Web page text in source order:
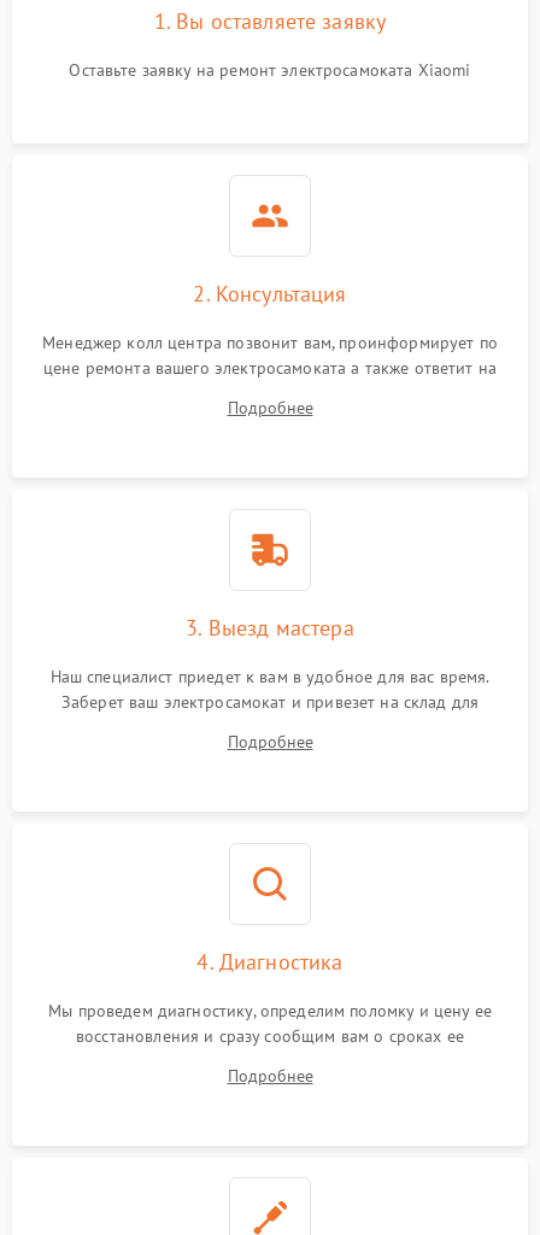
1. Вы оставляете заявку
Оставьте заявку на ремонт электросамоката Xiaomi
2. Консультация
Менеджер колл центра позвонит вам, проинформирует по
цене ремонта вашего электросамоката а также ответит на
Подробнее
3. Выезд мастера
Наш специалист приедет к вам в удобное для вас время.
Заберет ваш электросамокат и привезет на склад для
Подробнее
4. Диагностика
Мы проведем диагностику, определим поломку и цену ее
восстановления и сразу сообщим вам о сроках ее
Подробнее